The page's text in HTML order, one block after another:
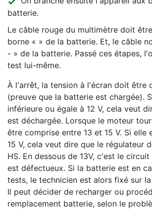
batterie.
Le câble rouge du multimètre doit
borne « » de la batterie. Et, le câble
- » de la batterie. Passé ces étapes,
test lui-même.
À l'arrêt, la tension à l'écran doit être
(preuve que la batterie est chargée).
inférieure ou égale à 12 V, cela veut
est déchargée. Lorsque le moteur
être comprise entre 13 et 15 V. Si elle
15 V, cela veut dire que le régulateur
HS. En dessous de 13V, c'est le
est défectueux. Si la batterie est en
tests, le technicien est alors fixé sur
Il peut décider de recharger ou
remplacement batterie, selon le